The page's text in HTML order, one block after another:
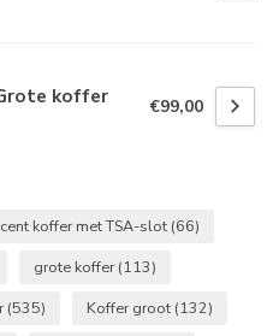
koffer €99,00
koffer met TSA-slot (66)
grote koffer (113)
(535) Koffer groot (132)